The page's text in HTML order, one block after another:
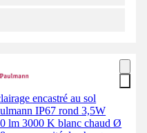
encastré au sol
IP67 rond 3,5W
lm 3000 K blanc chaud Ø